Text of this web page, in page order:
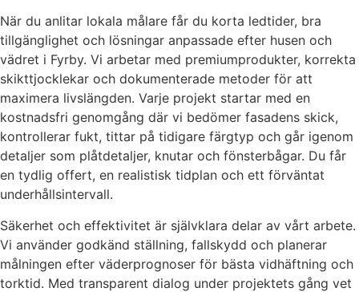
När du anlitar lokala målare får du korta ledtider, bra
tillgänglighet och lösningar anpassade efter husen och
vädret i Fyrby. Vi arbetar med premiumprodukter, korrekta
skikttjocklekar och dokumenterade metoder för att
maximera livslängden. Varje projekt startar med en
kostnadsfri genomgång där vi bedömer fasadens skick,
kontrollerar fukt, tittar på tidigare färgtyp och går igenom
detaljer som plåtdetaljer, knutar och fönsterbågar. Du får
en tydlig offert, en realistisk tidplan och ett förväntat
underhållsintervall.
Säkerhet och effektivitet är självklara delar av vårt arbete.
Vi använder godkänd ställning, fallskydd och planerar
målningen efter väderprognoser för bästa vidhäftning och
torktid. Med transparent dialog under projektets gång vet